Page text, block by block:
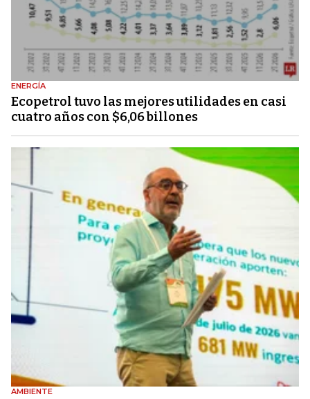
ENERGÍA
Ecopetrol tuvo las mejores utilidades en casi
cuatro años con $6,06 billones
AMBIENTE